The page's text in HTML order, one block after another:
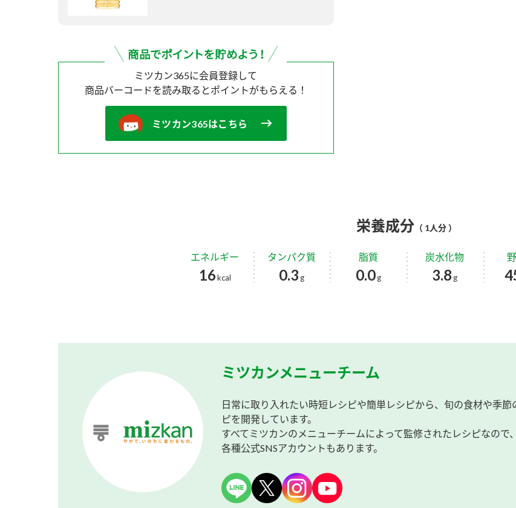
ミツカン365に会員登録して
商品バーコードを読み取ると ポイントがもらえる！
ミツカン365はこちら
栄養成分 （ 1人分 ）
エネルギー
16kcal
タンパク質
0.3 g
脂質
0.0 g
炭水化物
3.8 g
ミツカンメニューチーム
日常に取り入れたい時短レシピや簡単レシピから、旬の食材や季
ピを開発しています。
すべてミツカンのメニューチームによって監修されたレシピなので
各種公式SNSアカウントもあります。